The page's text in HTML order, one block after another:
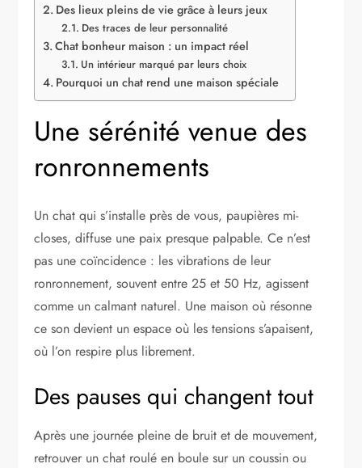
Des lieux pleins de vie grâce à leurs jeux
Des traces de leur personnalité
Chat bonheur maison : un impact réel
Un intérieur marqué par leurs choix
Pourquoi un chat rend une maison spéciale
Une sérénité venue des
ronronnements
Un chat qui s’installe près de vous, paupières mi-
closes, diffuse une paix presque palpable. Ce n’est
pas une coïncidence : les vibrations de leur
ronronnement, souvent entre 25 et 50 Hz, agissent
comme un calmant naturel. Une maison où résonne
ce son devient un espace où les tensions s’apaisent,
où l’on respire plus librement.
Des pauses qui changent tout
Après une journée pleine de bruit et de mouvement,
retrouver un chat roulé en boule sur un coussin ou